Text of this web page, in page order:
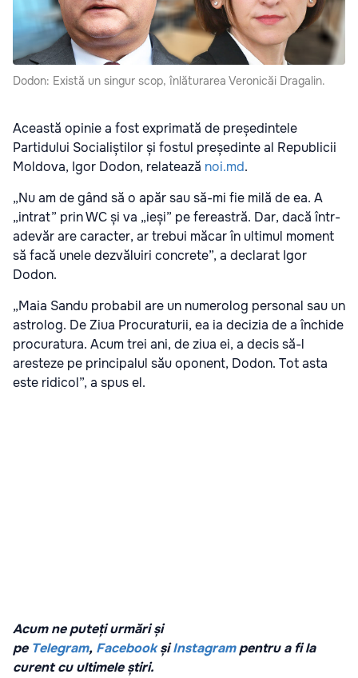
Dodon: Există un singur scop, înlăturarea Veronicăi Dragalin.
Această opinie a fost exprimată de președintele
Partidului Socialiștilor și fostul președinte al Republicii
Moldova, Igor Dodon, relatează noi.md.
„Nu am de gând să o apăr sau să-mi fie milă de ea. A
„intrat” prin WC și va „ieși” pe fereastră. Dar, dacă într-
adevăr are caracter, ar trebui măcar în ultimul moment
să facă unele dezvăluiri concrete”, a declarat Igor
Dodon.
„Maia Sandu probabil are un numerolog personal sau un
astrolog. De Ziua Procuraturii, ea ia decizia de a închide
procuratura. Acum trei ani, de ziua ei, a decis să-l
aresteze pe principalul său oponent, Dodon. Tot asta
este ridicol”, a spus el.
Acum ne puteți urmări și
pe Telegram, Facebook șiInstagrampentru a fi la
curent cu ultimele știri.